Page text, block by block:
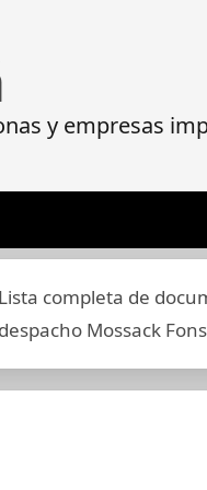
y empresas
Lista completa de
despacho Mossack